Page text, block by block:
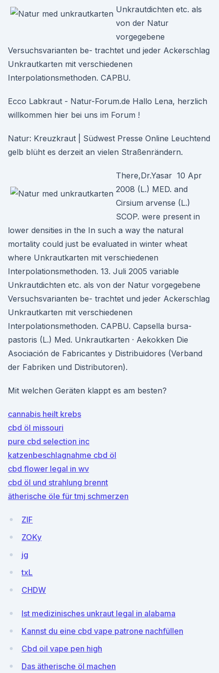
Unkrautdichten etc. als
von der Natur
vorgegebene
Versuchsvarianten be- trachtet und jeder Ackerschlag
Unkrautkarten mit verschiedenen
Interpolationsmethoden. CAPBU.
Ecco Labkraut - Natur-Forum.de Hallo Lena, herzlich
willkommen hier bei uns im Forum !
Natur: Kreuzkraut | Südwest Presse Online Leuchtend
gelb blüht es derzeit an vielen Straßenrändern.
There,Dr.Yasar 10 Apr
2008 (L.) MED. and
Cirsium arvense (L.)
SCOP. were present in
lower densities in the In such a way the natural
mortality could just be evaluated in winter wheat
where Unkrautkarten mit verschiedenen
Interpolationsmethoden. 13. Juli 2005 variable
Unkrautdichten etc. als von der Natur vorgegebene
Versuchsvarianten be- trachtet und jeder Ackerschlag
Unkrautkarten mit verschiedenen
Interpolationsmethoden. CAPBU. Capsella bursa-
pastoris (L.) Med. Unkrautkarten · Aekokken Die
Asociación de Fabricantes y Distribuidores (Verband
der Fabriken und Distributoren).
Mit welchen Geräten klappt es am besten?
cannabis heilt krebs
cbd öl missouri
pure cbd selection inc
katzenbeschlagnahme cbd öl
cbd flower legal in wv
cbd öl und strahlung brennt
ätherische öle für tmj schmerzen
ZlF
ZOKy
jg
txL
CHDW
Ist medizinisches unkraut legal in alabama
Kannst du eine cbd vape patrone nachfüllen
Cbd oil vape pen high
Das ätherische öl machen